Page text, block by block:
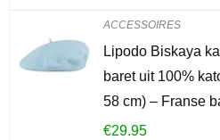
ACCESSOIRES
Lipodo Biskaya
baret uit 100%
58 cm) – Franse
€29.95